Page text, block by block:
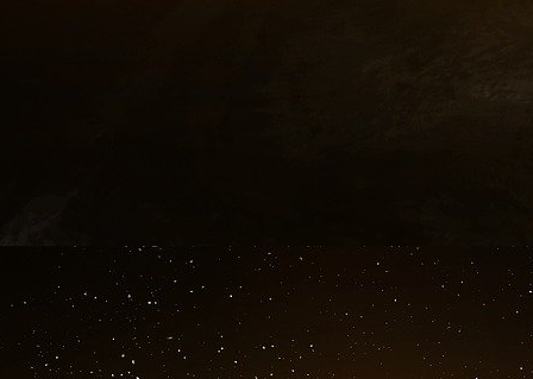
Il n’y qu’en 2023 que les recettes du
millions de plus qu’en 2022.
N’oublions pas que l’action du pape est
perçus, 48 millions proviennent des dons
dépenses se sont élevées à 109,4 millions